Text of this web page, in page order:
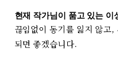
현재 작가님이 품고 있는
끊임없이 동기를 잃지 않고,
되면 좋겠습니다.